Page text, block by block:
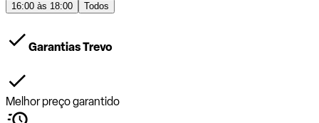
16:00 às 18:00
Todos
Garantias Trevo
Melhor preço garantido